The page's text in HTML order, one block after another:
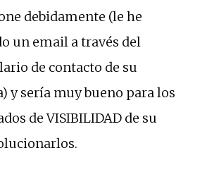
debidamente (le he
un email a través del
de contacto de su
y sería muy bueno para los
de VISIBILIDAD de su